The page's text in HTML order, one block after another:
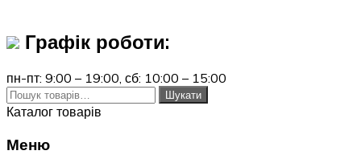
Графік роботи:
пн-пт: 9:00 – 19:00, сб: 10:00 – 15:00
Шукати:
Шукати
Каталог товарів
Меню